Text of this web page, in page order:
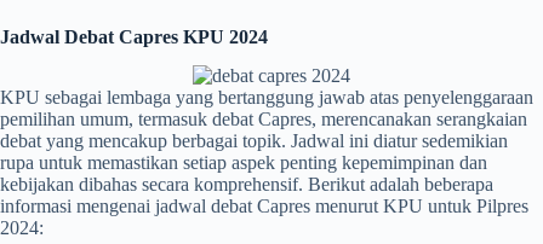
Jadwal Debat Capres KPU 2024
KPU sebagai lembaga yang bertanggung jawab atas penyelenggaraan
pemilihan umum, termasuk debat Capres, merencanakan serangkaian
debat yang mencakup berbagai topik. Jadwal ini diatur sedemikian
rupa untuk memastikan setiap aspek penting kepemimpinan dan
kebijakan dibahas secara komprehensif. Berikut adalah beberapa
informasi mengenai jadwal debat Capres menurut KPU untuk Pilpres
2024: